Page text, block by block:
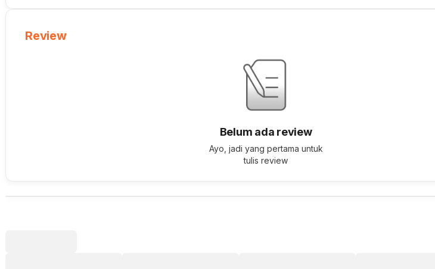
Review
Belum ada review
Ayo, jadi yang pertama untuk
tulis review